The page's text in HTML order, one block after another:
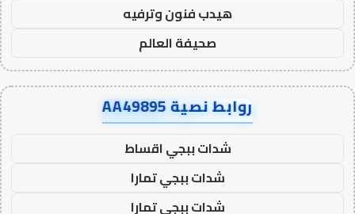
هيدب فنون وترفيه
صحيفة العالم
روابط نصية AA49895
شدات ببجي اقساط
شدات ببجي تمارا
شدات ببجي تمارا